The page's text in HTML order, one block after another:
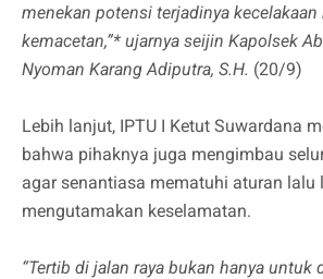
menekan potensi terjadinya kecelakaan
kemacetan,”* ujarnya seijin Kapolsek
Nyoman Karang Adiputra, S.H. (20/9)
Lebih lanjut, IPTU I Ketut Suwardana
bahwa pihaknya juga mengimbau
agar senantiasa mematuhi aturan lalu
mengutamakan keselamatan.
“Tertib di jalan raya bukan hanya untuk